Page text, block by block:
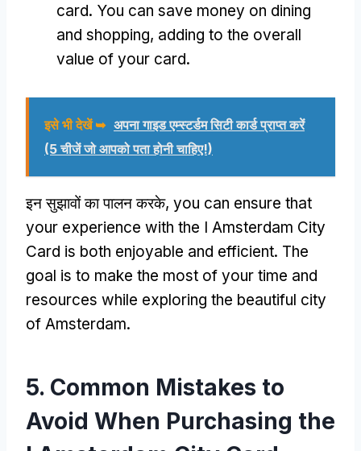
card. You can save money on dining
and shopping, adding to the overall
value of your card.
इसे भी देखें ➥ अपना गाइड एम्स्टर्डम सिटी कार्ड प्राप्त करें
(5 चीजें जो आपको पता होनी चाहिए!)
इन सुझावों का पालन करके, you can ensure that
your experience with the I Amsterdam City
Card is both enjoyable and efficient. The
goal is to make the most of your time and
resources while exploring the beautiful city
of Amsterdam.
5. Common Mistakes to
Avoid When Purchasing the